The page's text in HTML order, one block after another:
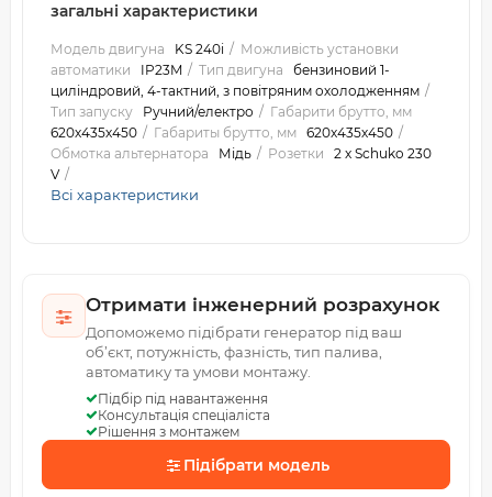
загальні характеристики
Модель двигуна KS 240i
Можливість установки
автоматики
IP23M Тип двигуна
бензиновий 1-
циліндровий, 4-тактний, з повітряним охолодженням
Тип запуску
Ручний/електро
Габарити брутто, мм
620х435х450
Габариты брутто, мм 620х435х450
Обмотка альтернатора
Мідь Розетки
2 x Schuko 230
V
Всі характеристики
Отримати інженерний розрахунок
Допоможемо підібрати генератор під ваш
об’єкт, потужність, фазність, тип палива,
автоматику та умови монтажу.
Підбір під навантаження
Консультація спеціаліста
Рішення з монтажем
Підібрати модель